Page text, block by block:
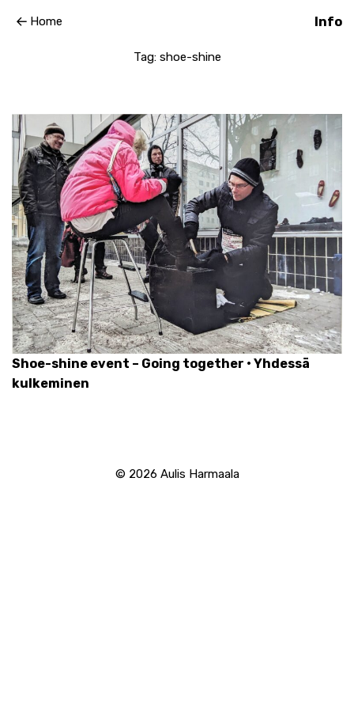
Home Info
Tag: shoe-shine
Shoe-shine event – Going together • Yhdessä
kulkeminen
© 2026 Aulis Harmaala